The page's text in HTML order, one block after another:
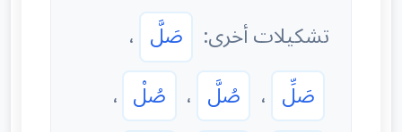
تشكيلات أخرى: صَلَّ ،
صَلِّ ، صُلَّ ، صُلْ ،